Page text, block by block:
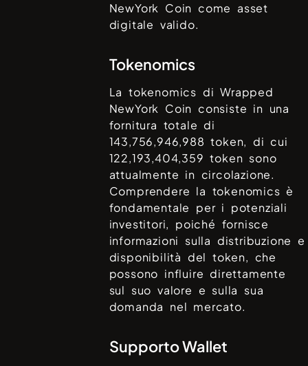
NewYork Coin come asset
digitale valido.
Tokenomics
La tokenomics diWrapped
NewYork Coin consiste in una
fornitura totale di
143,756,946,988 token, di cui
122,193,404,359 token sono
attualmente in circolazione.
Comprendere la tokenomics è
fondamentale per i potenziali
investitori, poiché fornisce
informazioni sulla distribuzione e
disponibilità del token, che
possono influire direttamente
sul suo valore e sulla sua
domanda nel mercato.
Supporto Wallet